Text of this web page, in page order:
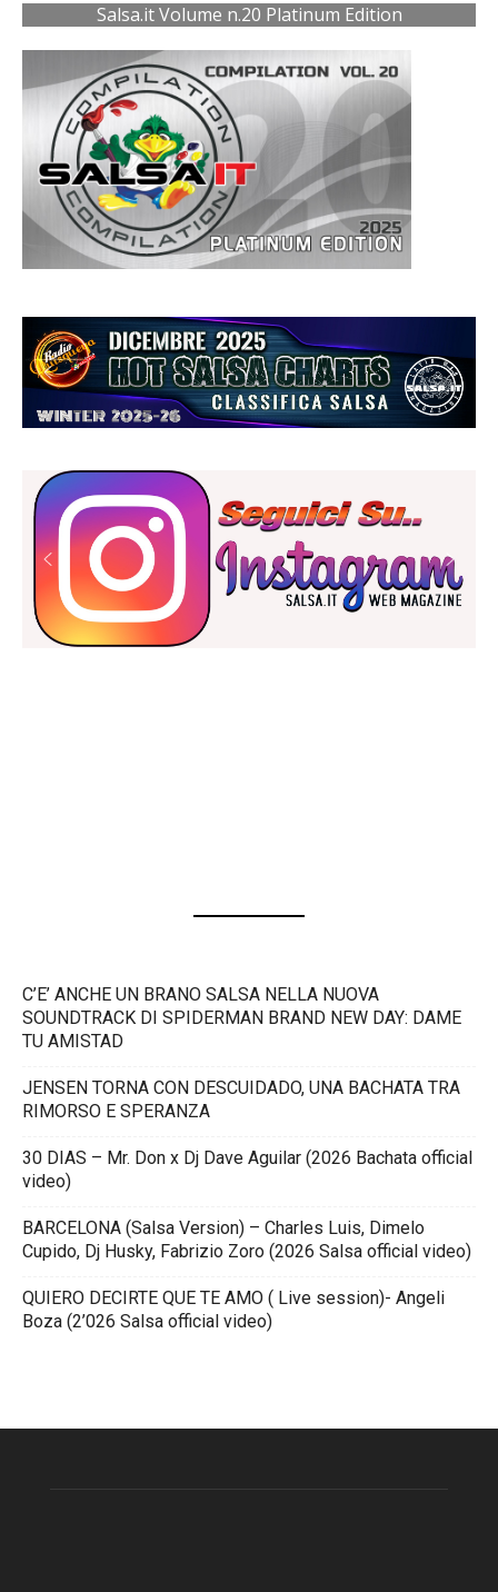
Salsa.it Volume n.20 Platinum Edition
C’E’ ANCHE UN BRANO SALSA NELLA NUOVA
SOUNDTRACK DI SPIDERMAN BRAND NEW DAY: DAME
TU AMISTAD
JENSEN TORNA CON DESCUIDADO, UNA BACHATA TRA
RIMORSO E SPERANZA
30 DIAS – Mr. Don x Dj Dave Aguilar (2026 Bachata official
video)
BARCELONA (Salsa Version) – Charles Luis, Dimelo
Cupido, Dj Husky, Fabrizio Zoro (2026 Salsa official video)
QUIERO DECIRTE QUE TE AMO ( Live session)- Angeli
Boza (2’026 Salsa official video)